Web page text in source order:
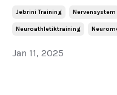
Jebrini Training Nervensystem
Neuroathletiktraining
Jan 11, 2025